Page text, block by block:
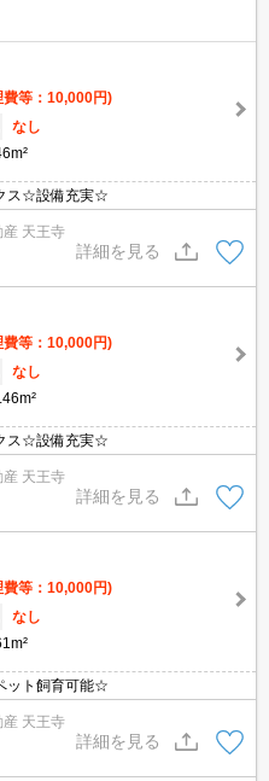
費等：10,000円)
なし
ス☆設備充実☆
産 天王寺
詳細を見る
費等：10,000円)
なし
ス☆設備充実☆
産 天王寺
詳細を見る
費等：10,000円)
なし
ット飼育可能☆
産 天王寺
詳細を見る